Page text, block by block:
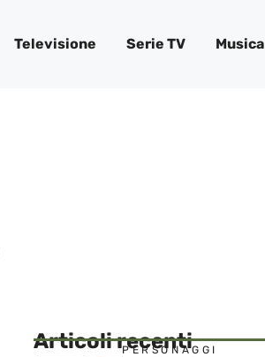
Televisione Serie TV Musica
Articoli recenti
PERSONAGGI